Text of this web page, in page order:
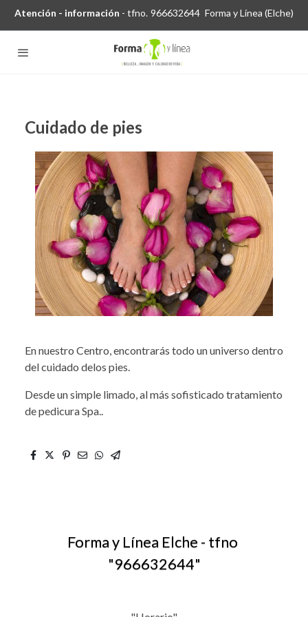
Atención - información - tfno. 966632644 Forma y Línea (Elche)
Cuidado de pies
En nuestro Centro, encontrarás todo un universo dentro
del cuidado delos pies.
Desde un simple limado, al más sofisticado tratamiento
de pedicura Spa..
Forma y Línea Elche - tfno
"966632644"